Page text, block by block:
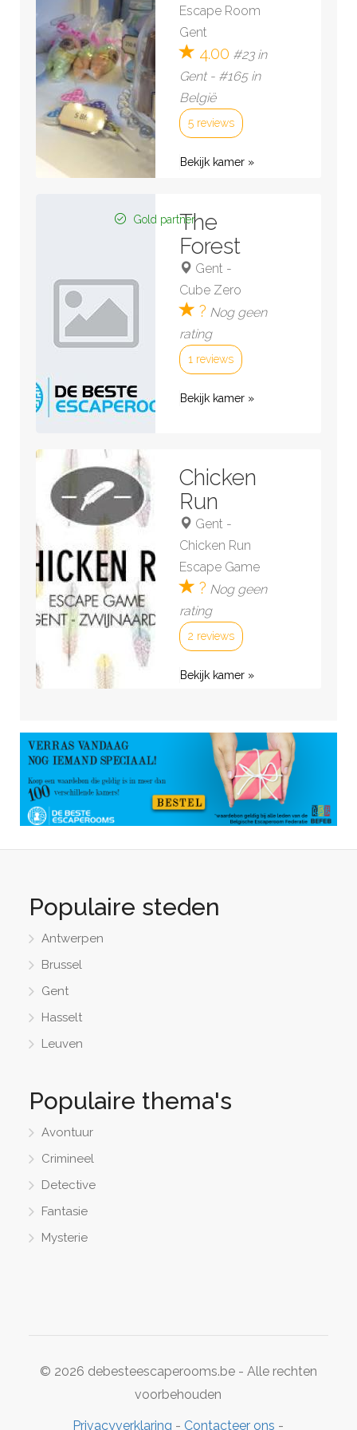
Escape Room
Gent
4.00 #23 in
Gent - #165 in
België
5 reviews
Bekijk kamer »
Gold partnerThe
Forest
Gent -
Cube Zero
? Nog geen
rating
1 reviews
Bekijk kamer »
Chicken
Run
Gent -
Chicken Run
Escape Game
? Nog geen
rating
2 reviews
Bekijk kamer »
Populaire steden
Antwerpen
Brussel
Gent
Hasselt
Leuven
Populaire thema's
Avontuur
Crimineel
Detective
Fantasie
Mysterie
© 2026 debesteescaperooms.be - Alle rechten
voorbehouden
Privacyverklaring - Contacteer ons -